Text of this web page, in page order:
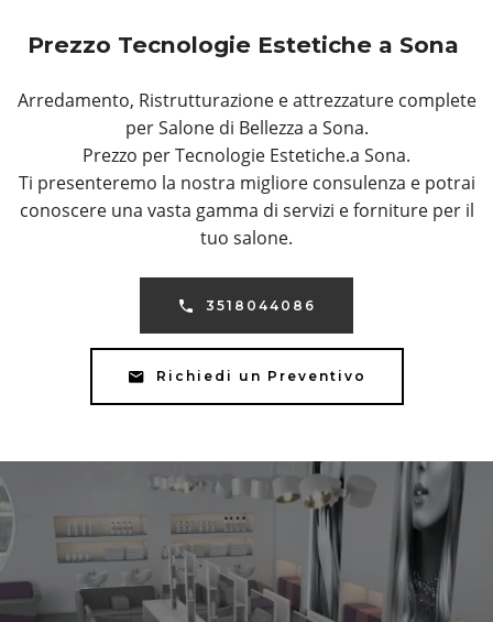
Prezzo Tecnologie Estetiche a Sona
Arredamento, Ristrutturazione e attrezzature complete
per Salone di Bellezza a Sona.
Prezzo per Tecnologie Estetiche.a Sona.
Ti presenteremo la nostra migliore consulenza e potrai
conoscere una vasta gamma di servizi e forniture per il
tuo salone.
3518044086
Richiedi un Preventivo